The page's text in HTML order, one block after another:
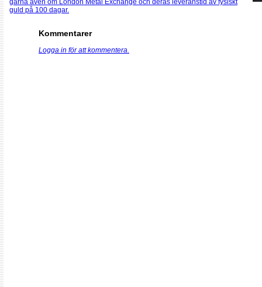
guld på 100 dagar.
Kommentarer
Logga in för att kommentera.